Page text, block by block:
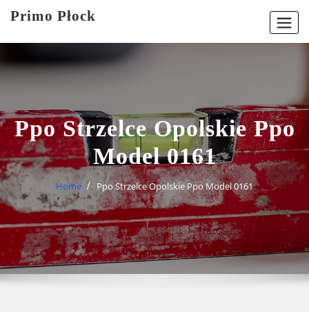
Primo Płock
Ppo Strzelce Opolskie Ppo
Model 0161
Home Ppo Strzelce Opolskie Ppo Model 0161